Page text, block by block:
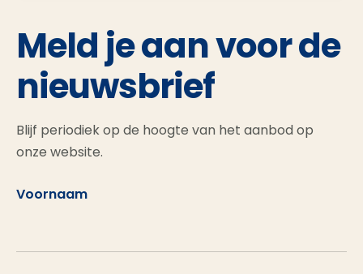
Meld je aan voor de
nieuwsbrief
Blijf periodiek op de hoogte van het aanbod op
onze website.
Voornaam